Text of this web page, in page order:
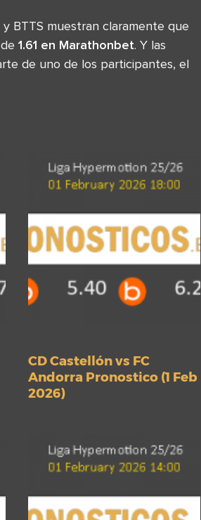
BTTS muestran claramente que
1.61 en Marathonbet. Y las
de uno de los participantes, el
CD Castellón vs FC
Andorra Pronostico (1 Feb
2026)